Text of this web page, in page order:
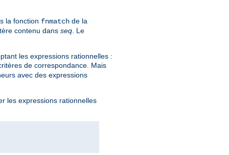
la fonction fnmatch de la
contenu dans seq . Le
les expressions rationnelles :
de correspondance. Mais
avec des expressions
les expressions rationnelles